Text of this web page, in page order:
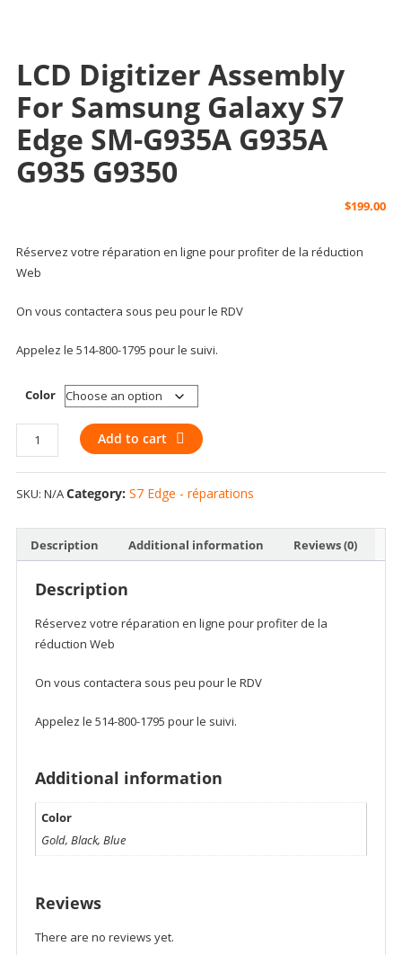
LCD Digitizer Assembly
For Samsung Galaxy S7
Edge SM-G935A G935A
G935 G9350
$199.00
Réservez votre réparation en ligne pour profiter de la réduction
Web
On vous contactera sous peu pour le RDV
Appelez le 514-800-1795 pour le suivi.
Color
digitizer
assembly
for
S7
G935A
G935A
G9350
Add to cart
SKU: N/ACategory: S7 Edge - réparations
Description Additional information Reviews (0)
Description
Réservez votre réparation en ligne pour profiter de la
réduction Web
On vous contactera sous peu pour le RDV
Appelez le 514-800-1795 pour le suivi.
Additional information
Color
Gold, Black, Blue
Reviews
There are no reviews yet.